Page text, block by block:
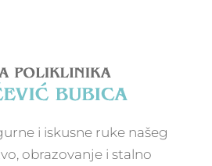
i iskusne ruke našeg
obrazovanje i stalno